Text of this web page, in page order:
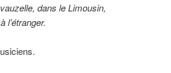
dans le Limousin,
l’étranger.